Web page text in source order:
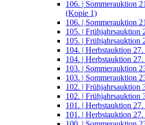
106. | Sommerauktion
(Kopie 1)
106. | Sommerauktion
105. | Frühjahrsauktion
105. | Frühjahrsauktion
104. | Herbstauktion
104. | Herbstauktion
103. | Sommerauktion
103. | Sommerauktion
102. | Frühjahrsauktion
102. | Frühjahrsauktion
101. | Herbstauktion
101. | Herbstauktion